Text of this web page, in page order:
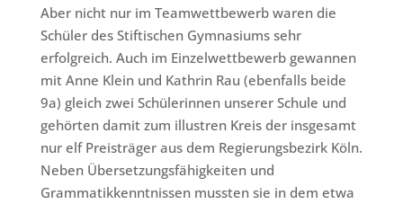
Aber nicht nur im Teamwettbewerb waren die
Schüler des Stiftischen Gymnasiums sehr
erfolgreich. Auch im Einzelwettbewerb gewannen
mit Anne Klein und Kathrin Rau (ebenfalls beide
9a) gleich zwei Schülerinnen unserer Schule und
gehörten damit zum illustren Kreis der insgesamt
nur elf Preisträger aus dem Regierungsbezirk Köln.
Neben Übersetzungsfähigkeiten und
Grammatikkenntnissen mussten sie in dem etwa